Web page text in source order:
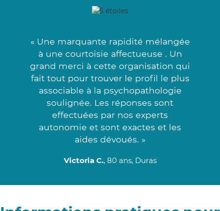
« Une marquante rapidité mélangée
à une courtoisie affectueuse . Un
grand merci à cette organisation qui
fait tout pour trouver le profil le plus
associable à la psychopathologie
soulignée. Les réponses sont
effectuées par nos experts
autonomie et sont exactes et les
aides dévoués. »
Victoria C., 80 ans, Duras